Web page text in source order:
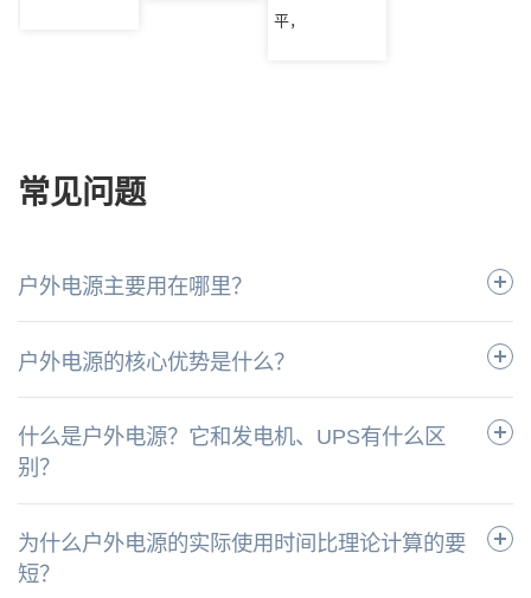
平，
常见问题
户外电源主要用在哪里？
户外电源的核心优势是什么？
什么是户外电源？它和发电机、UPS有什么区
别？
为什么户外电源的实际使用时间比理论计算的要
短？